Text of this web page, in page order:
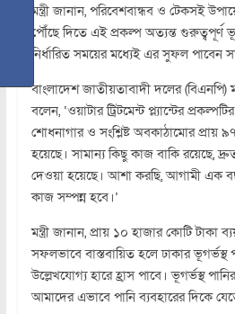
মন্ত্রী জানান, পরিবেশবান্ধব ও টেকসই
পৌঁছে দিতে এই প্রকল্প অত্যন্ত গুরুত্বপূর্ণ
নির্ধারিত সময়ের মধ্যেই এর সুফল পাবেন
বাংলাদেশ জাতীয়তাবাদী দলের (বিএনপি)
বলেন, ‘ওয়াটার ট্রিটমেন্ট প্ল্যান্টের
শোধনাগার ও সংশ্লিষ্ট অবকাঠামোর প্রায়
হয়েছে। সামান্য কিছু কাজ বাকি রয়েছে,
দেওয়া হয়েছে। আশা করছি, আগামী এক
কাজ সম্পন্ন হবে।’
মন্ত্রী জানান, প্রায় ১০ হাজার কোটি টাকা
সফলভাবে বাস্তবায়িত হলে ঢাকার ভূগর্ভস্থ
উল্লেখযোগ্য হারে হ্রাস পাবে। ভূগর্ভস্থ
আমাদের এভাবে পানি ব্যবহারের দিকে